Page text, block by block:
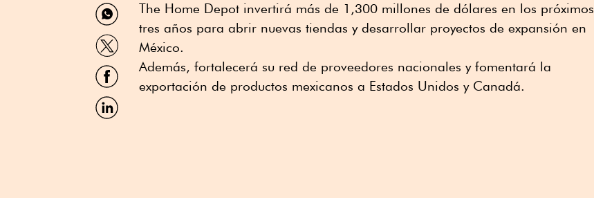
Compartir
por
WhatsApp
Compartir
por
Twitter
Compartir
por
Facebook
Compartir
por
The Home Depot invertirá más de 1,300 millones de dólares en los próximos
tres años para abrir nuevas tiendas y desarrollar proyectos de expansión en
México.
Además, fortalecerá su red de proveedores nacionales y fomentará la
exportación de productos mexicanos a Estados Unidos y Canadá.